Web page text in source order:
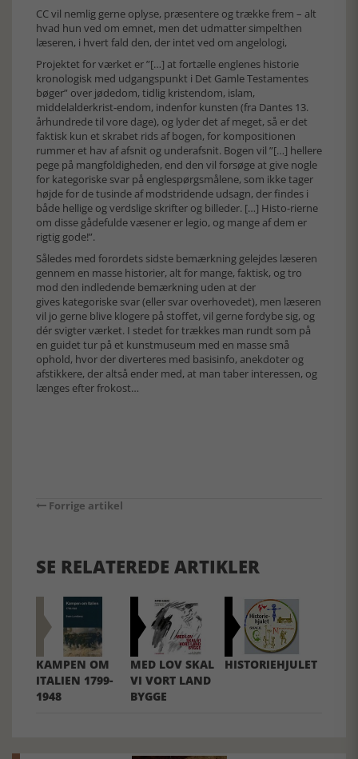
CC vil nemlig gerne oplyse, præsentere og trække frem – alt
hvad hun ved om emnet, men det udmatter simpelthen
læseren, i hvert fald den, der intet ved om angelologi,
Projektet for værket er ”[…] at fortælle englenes historie
kronologisk med udgangspunkt i Det Gamle Testamentes
bøger” over jødedom, tidlig kristendom, islam,
middelalderkrist-endom, indenfor kunsten (fra Dantes 13.
århundrede til vore dage), og lyder det af meget, så er det
faktisk kun et skrabet rids af bogen, for kompositionen
rummer et hav af afsnit og underafsnit. Bogen vil ”[…] hellere
pege på mangfoldigheden, end den vil forsøge at give nogle
for kategoriske svar på englespørgsmålene, som ikke tager
højde for de tusinde af modstridende udsagn, der findes i
både hellige og verdslige skrifter og billeder. […] Histo-rierne
om disse gådefulde væsener er legio, og mange af dem er
rigtig gode!”.
Således med forordets sidste bemærkning gelejdes læseren
gennem en masse historier, alt for mange, faktisk, og tro
mod den indledende bemærkning uden at der
gives kategoriske svar (eller svar overhovedet), men læseren
vil jo gerne blive klogere på stoffet, vil gerne fordybe sig, og
dér svigter værket. I stedet for trækkes man rundt som på
en guidet tur på et kunstmuseum med en masse små
ophold, hvor der diverteres med basisinfo, anekdoter og
afstikkere, der altså ender med, at man taber interessen, og
længes efter frokost…
Forrige artikel
SE RELATEREDE ARTIKLER
KAMPEN OM
ITALIEN 1799-
1948
MED LOV SKAL
VI VORT LAND
BYGGE
HISTORIEHJULET